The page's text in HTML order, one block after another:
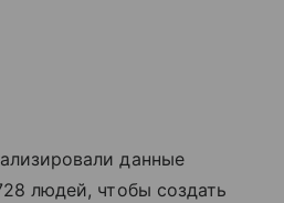
данные
людей, чтобы создать